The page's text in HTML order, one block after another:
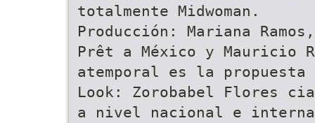
totalmente Midwoman.
Producción: Mariana
Prêt a México y Mauricio
atemporal es la
Look: Zorobabel Flores
a nivel nacional e